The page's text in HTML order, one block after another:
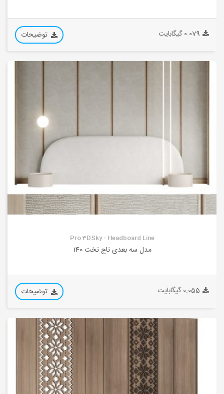
0.079 گیگابایت توضیحات
Pro 3DSky - Headboard Line
مدل سه بعدی تاج تخت 140
0.055 گیگابایت توضیحات